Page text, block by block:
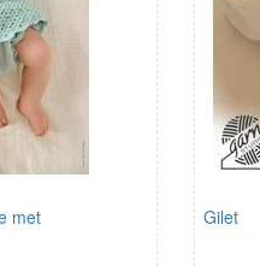
met
Gilet